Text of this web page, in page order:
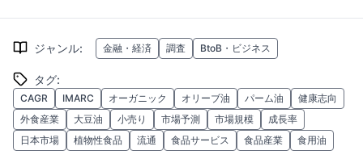
ジャンル: 金融・経済 調査 BtoB・ビジネス
タグ:
CAGR IMARC オーガニック オリーブ油 パーム油
健康志向
外食産業
大豆油 小売り 市場予測 市場規模
成長率
日本市場
植物性食品 流通 食品サービス 食品産業 食用油